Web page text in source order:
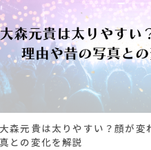
大森元貴は太りやすい？顔が変
真との変化を解説